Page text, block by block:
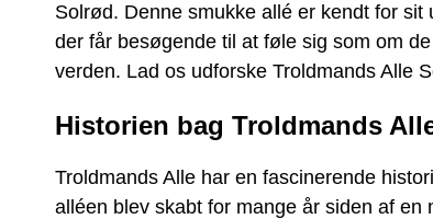
Solrød. Denne smukke allé er kendt for sit
der får besøgende til at føle sig som om
verden. Lad os udforske Troldmands Alle
Historien bag Troldmands
Troldmands Alle har en fascinerende
alléen blev skabt for mange år siden af